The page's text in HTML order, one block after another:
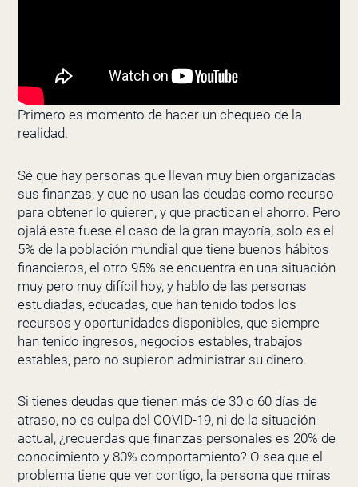
Primero es momento de hacer un chequeo de la
realidad.
Sé que hay personas que llevan muy bien organizadas
sus finanzas, y que no usan las deudas como recurso
para obtener lo quieren, y que practican el ahorro. Pero
ojalá este fuese el caso de la gran mayoría, solo es el
5% de la población mundial que tiene buenos hábitos
financieros, el otro 95% se encuentra en una situación
muy pero muy difícil hoy, y hablo de las personas
estudiadas, educadas, que han tenido todos los
recursos y oportunidades disponibles, que siempre
han tenido ingresos, negocios estables, trabajos
estables, pero no supieron administrar su dinero.
Si tienes deudas que tienen más de 30 o 60 días de
atraso, no es culpa del COVID-19, ni de la situación
actual, ¿recuerdas que finanzas personales es 20% de
conocimiento y 80% comportamiento? O sea que el
problema tiene que ver contigo, la persona que miras